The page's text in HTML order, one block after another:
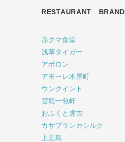
RESTAURANT BRAND
赤クマ食堂
浅草タイガー
アポロン
アモーレ木屋町
ウンクイント
雲龍一包軒
おふくと虎吉
カサブランカシルク
上五島